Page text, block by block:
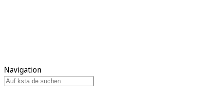
Navigation